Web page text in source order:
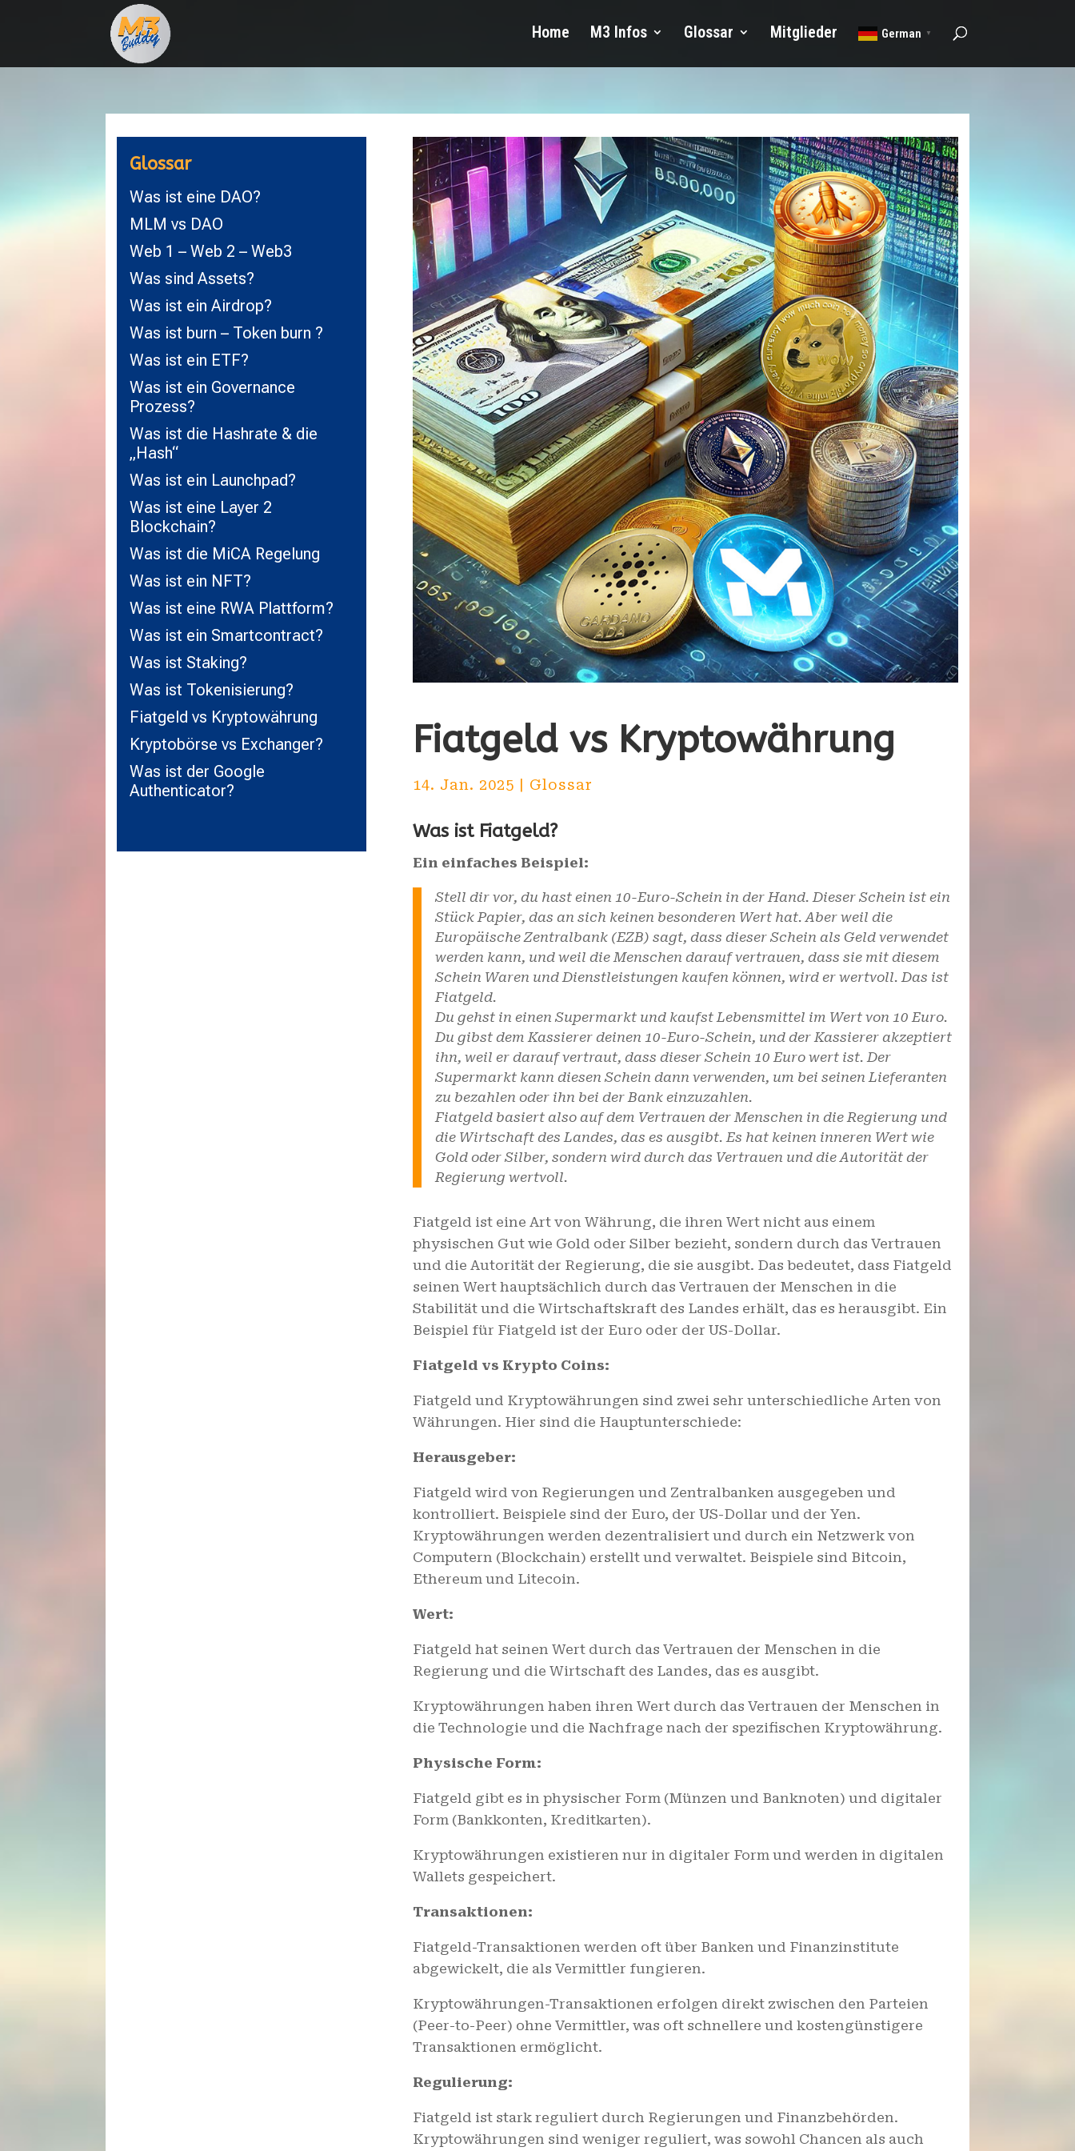
Home M3 Infos Glossar Mitglieder German ▼
Glossar
Was ist eine DAO?
MLM vs DAO
Web 1 – Web 2 – Web3
Was sind Assets?
Was ist ein Airdrop?
Was ist burn – Token burn ?
Was ist ein ETF?
Was ist ein Governance
Prozess?
Was ist die Hashrate & die
„Hash“
Was ist ein Launchpad?
Was ist eine Layer 2
Blockchain?
Was ist die MiCA Regelung
Was ist ein NFT?
Was ist eine RWA Plattform?
Was ist ein Smartcontract?
Was ist Staking?
Was ist Tokenisierung?
Fiatgeld vs Kryptowährung
Kryptobörse vs Exchanger?
Was ist der Google
Authenticator?
Fiatgeld vs Kryptowährung
14. Jan. 2025 | Glossar
Was ist Fiatgeld?
Ein einfaches Beispiel:
Stell dir vor, du hast einen 10-Euro-Schein in der Hand. Dieser Schein ist ein
Stück Papier, das an sich keinen besonderen Wert hat. Aber weil die
Europäische Zentralbank (EZB) sagt, dass dieser Schein als Geld verwendet
werden kann, und weil die Menschen darauf vertrauen, dass sie mit diesem
Schein Waren und Dienstleistungen kaufen können, wird er wertvoll. Das ist
Fiatgeld.
Du gehst in einen Supermarkt und kaufst Lebensmittel im Wert von 10 Euro.
Du gibst dem Kassierer deinen 10-Euro-Schein, und der Kassierer akzeptiert
ihn, weil er darauf vertraut, dass dieser Schein 10 Euro wert ist. Der
Supermarkt kann diesen Schein dann verwenden, um bei seinen Lieferanten
zu bezahlen oder ihn bei der Bank einzuzahlen.
Fiatgeld basiert also auf dem Vertrauen der Menschen in die Regierung und
die Wirtschaft des Landes, das es ausgibt. Es hat keinen inneren Wert wie
Gold oder Silber, sondern wird durch das Vertrauen und die Autorität der
Regierung wertvoll.
Fiatgeld ist eine Art von Währung, die ihren Wert nicht aus einem
physischen Gut wie Gold oder Silber bezieht, sondern durch das Vertrauen
und die Autorität der Regierung, die sie ausgibt. Das bedeutet, dass Fiatgeld
seinen Wert hauptsächlich durch das Vertrauen der Menschen in die
Stabilität und die Wirtschaftskraft des Landes erhält, das es herausgibt. Ein
Beispiel für Fiatgeld ist der Euro oder der US-Dollar.
Fiatgeld vs Krypto Coins:
Fiatgeld und Kryptowährungen sind zwei sehr unterschiedliche Arten von
Währungen. Hier sind die Hauptunterschiede:
Herausgeber:
Fiatgeld wird von Regierungen und Zentralbanken ausgegeben und
kontrolliert. Beispiele sind der Euro, der US-Dollar und der Yen.
Kryptowährungen werden dezentralisiert und durch ein Netzwerk von
Computern (Blockchain) erstellt und verwaltet. Beispiele sind Bitcoin,
Ethereum und Litecoin.
Wert:
Fiatgeld hat seinen Wert durch das Vertrauen der Menschen in die
Regierung und die Wirtschaft des Landes, das es ausgibt.
Kryptowährungen haben ihren Wert durch das Vertrauen der Menschen in
die Technologie und die Nachfrage nach der spezifischen Kryptowährung.
Physische Form:
Fiatgeld gibt es in physischer Form (Münzen und Banknoten) und digitaler
Form (Bankkonten, Kreditkarten).
Kryptowährungen existieren nur in digitaler Form und werden in digitalen
Wallets gespeichert.
Transaktionen:
Fiatgeld-Transaktionen werden oft über Banken und Finanzinstitute
abgewickelt, die als Vermittler fungieren.
Kryptowährungen-Transaktionen erfolgen direkt zwischen den Parteien
(Peer-to-Peer) ohne Vermittler, was oft schnellere und kostengünstigere
Transaktionen ermöglicht.
Regulierung:
Fiatgeld ist stark reguliert durch Regierungen und Finanzbehörden.
Kryptowährungen sind weniger reguliert, was sowohl Chancen als auch